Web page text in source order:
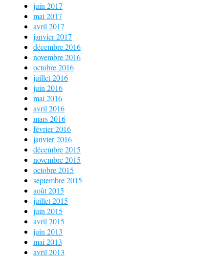
juin 2017
mai 2017
avril 2017
janvier 2017
décembre 2016
novembre 2016
octobre 2016
juillet 2016
juin 2016
mai 2016
avril 2016
mars 2016
février 2016
janvier 2016
décembre 2015
novembre 2015
octobre 2015
septembre 2015
août 2015
juillet 2015
juin 2015
avril 2015
juin 2013
mai 2013
avril 2013